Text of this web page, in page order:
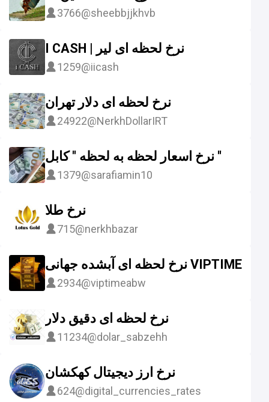
3766@sheebbjjkhvb
I CASH | نرخ لحظه اى لير
1259@iicash
نرخ لحظه ای دلار تهران
24922@NerkhDollarIRT
نرخ اسعار لحظه به لحظه " کابل "
1379@sarafiamin10
نرخ طلا
715@nerkhbazar
نرخ لحظه‌ ای آبشده جهانی VIPTIME
2934@viptimeabw
نرخ لحظه ای دقیق دلار
11234@dolar_sabzehh
نرخ ارز دیجیتال کهکشان
624@digital_currencies_rates